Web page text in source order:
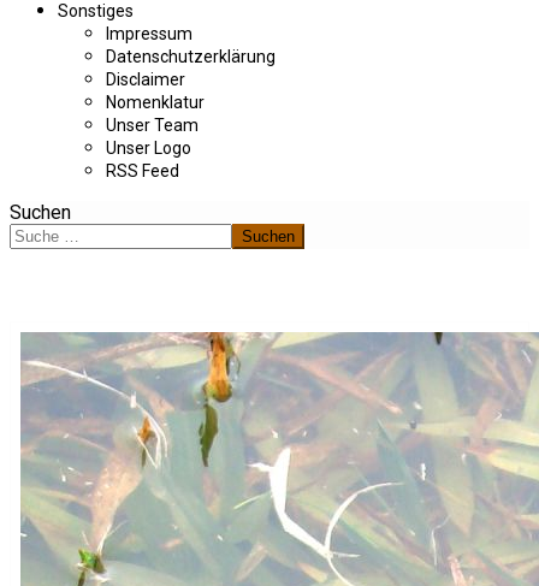
Sonstiges
Impressum
Datenschutzerklärung
Disclaimer
Nomenklatur
Unser Team
Unser Logo
RSS Feed
Suchen
Suchen